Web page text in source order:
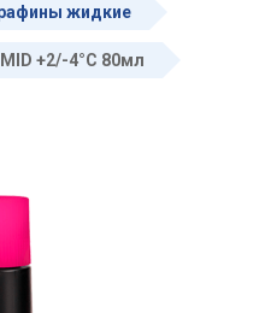
жидкие
+2/-4°C 80мл